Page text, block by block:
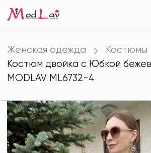
Женская одежда
Костюмы
Костюм двойка с Юбкой
MODLAV ML6732-4